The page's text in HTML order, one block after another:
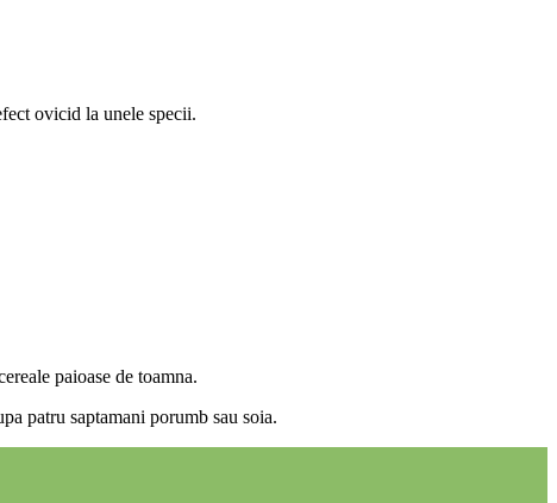
ovicid la unele specii.
paioase de toamna.
patru saptamani porumb sau soia.